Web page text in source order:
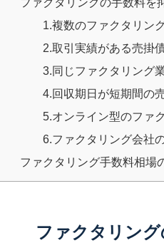
1.複数のファクタリン
2.取引実績がある売掛
3.同じファクタリング
4.回収期日が短期間の
5.オンライン型のファ
6.ファクタリング会社
ファクタリング手数料相場
ファクタリン